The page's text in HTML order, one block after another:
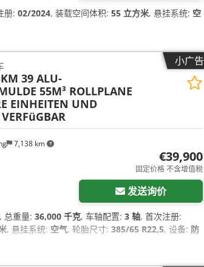
册: 02/2024, 装载空间体积: 55 立方米, 悬挂系统: 空
小广告
7,138 km
39 ALU-
55M³ ROLLPLANE
EINHEITEN UND
€39,900
固定价格 不含增值税
发送询价
, 总重量: 36,000 千克, 车轴配置: 3 轴, 首次注册:
, 悬挂系统: 空气, 轮胎尺寸: 385/65 R22,5, 设备: 防